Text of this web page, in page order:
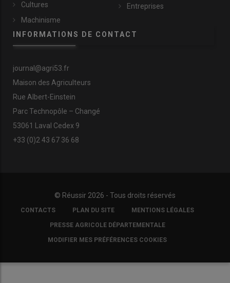
Cultures
Machinisme
Entreprises
INFORMATIONS DE CONTACT
journal@agri53.fr
Maison des Agriculteurs
Rue Albert-Einstein
Parc Technopôle – Changé
53061 Laval Cedex 9
+33 (0)2 43 67 36 68
© Réussir 2026 - Tous droits réservés
FOOTER
COPYRIGHT
CONTACTS PLAN DU SITE MENTIONS LÉGALES
PRESSE AGRICOLE DÉPARTEMENTALE
MODIFIER MES PRÉFÉRENCES COOKIES